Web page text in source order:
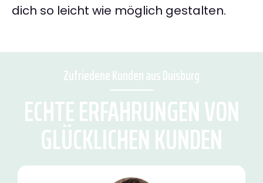
dich so leicht wie möglich gestalten.
Zufriedene Kunden aus Duisburg
ECHTE ERFAHRUNGEN VON
GLÜCKLICHEN KUNDEN